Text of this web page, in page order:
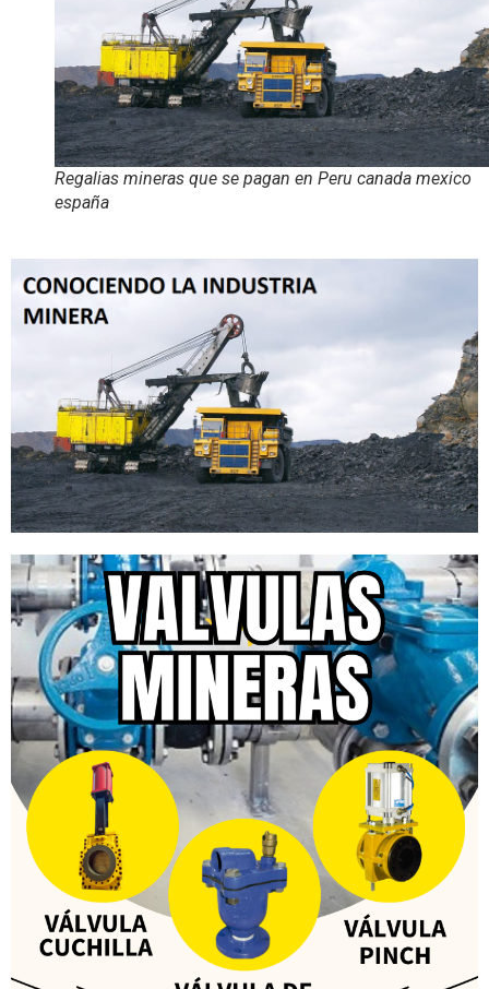
Regalias mineras que se pagan en Peru canada mexico
españa